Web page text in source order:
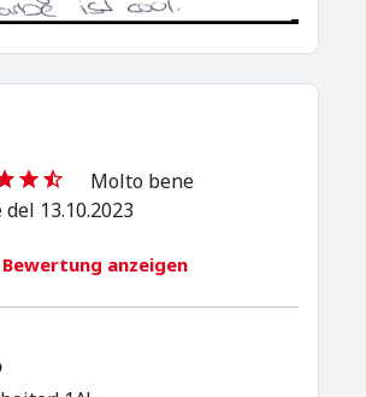
Molto bene
13.10.2023
anzeigen